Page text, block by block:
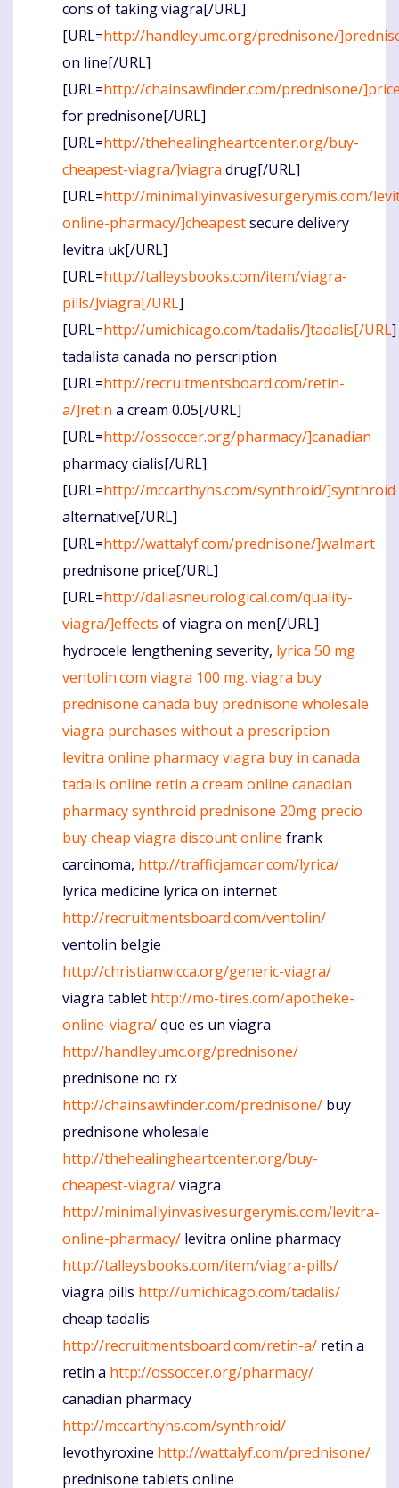
cons of taking viagra[/URL]
[URL=http://handleyumc.org/prednisone/
on line[/URL]
[URL=http://chainsawfinder.com/prednisone/
for prednisone[/URL]
[URL=http://thehealingheartcenter.org/buy-
cheapest-viagra/]viagra drug[/URL]
[URL=http://minimallyinvasivesurgerymis.com/
online-pharmacy/]cheapestsecure delivery
levitra uk[/URL]
[URL=http://talleysbooks.com/item/viagra-
pills/]viagra[/URL]
[URL=http://umichicago.com/tadalis/]tadalis[/URL]
tadalista canada no perscription
[URL=http://recruitmentsboard.com/retin-
a/]retin a cream 0.05[/URL]
[URL=http://ossoccer.org/pharmacy/]canadian
pharmacy cialis[/URL]
[URL=http://mccarthyhs.com/synthroid/]synthroid
alternative[/URL]
[URL=http://wattalyf.com/prednisone/]walmart
prednisone price[/URL]
[URL=http://dallasneurological.com/quality-
viagra/]effects of viagra on men[/URL]
hydrocele lengthening severity, lyrica 50 mg
ventolin.com viagra 100 mg. viagra buy
prednisone canada buy prednisone wholesale
viagra purchases without a prescription
levitra online pharmacyviagra buy in canada
tadalis online retin a cream online canadian
pharmacysynthroid prednisone 20mg precio
buy cheap viagra discount online frank
carcinoma, http://trafficjamcar.com/lyrica/
lyrica medicine lyrica on internet
http://recruitmentsboard.com/ventolin/
ventolin belgie
http://christianwicca.org/generic-viagra/
viagra tablet http://mo-tires.com/apotheke-
online-viagra/que es un viagra
http://handleyumc.org/prednisone/
prednisone no rx
http://chainsawfinder.com/prednisone/ buy
prednisone wholesale
http://thehealingheartcenter.org/buy-
cheapest-viagra/viagra
http://minimallyinvasivesurgerymis.com/levitra-
online-pharmacy/ levitra online pharmacy
http://talleysbooks.com/item/viagra-pills/
viagra pills http://umichicago.com/tadalis/
cheap tadalis
http://recruitmentsboard.com/retin-a/ retin a
retin a http://ossoccer.org/pharmacy/
canadian pharmacy
http://mccarthyhs.com/synthroid/
levothyroxine http://wattalyf.com/prednisone/
prednisone tablets online